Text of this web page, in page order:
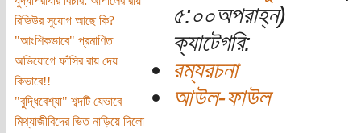
রিভিউর সুযোগ আছে কি?
"আংশিকভাবে" প্রমাণিত
অভিযোগে ফাঁসির রায় দেয়
কিভাবে!!
"বুদ্ধিবেশ্যা" শব্দটি যেভাবে
মিথ্যাজীবিদের ভিত নাড়িয়ে দিলো
৫:০০অপরাহ্ন)
ক্যাটেগরি:
রম্যরচনা
আউল-ফাউল